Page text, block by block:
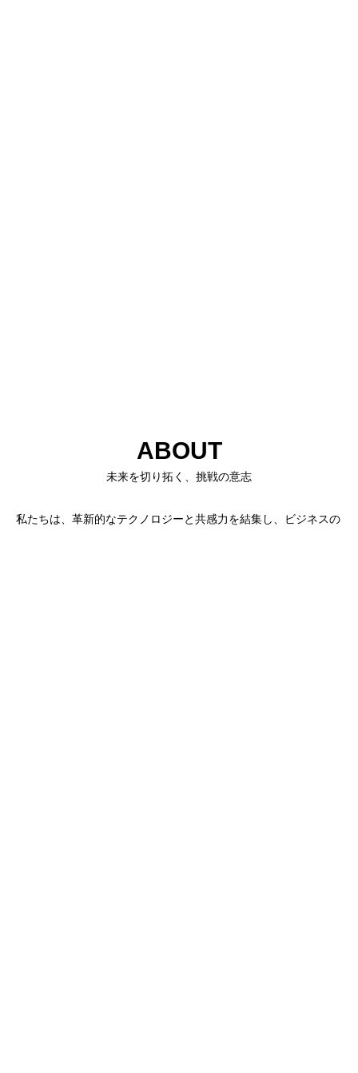
ABOUT
未来を切り拓く、挑戦の意志
私たちは、革新的なテクノロジーと共感力を結集し、ビジネスの